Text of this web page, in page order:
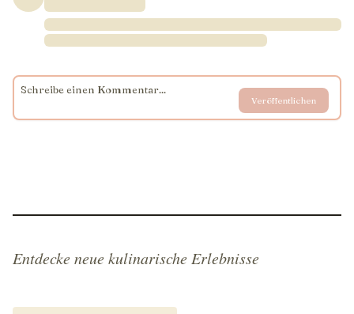
Veröffentlichen
Entdecke neue kulinarische Erlebnisse